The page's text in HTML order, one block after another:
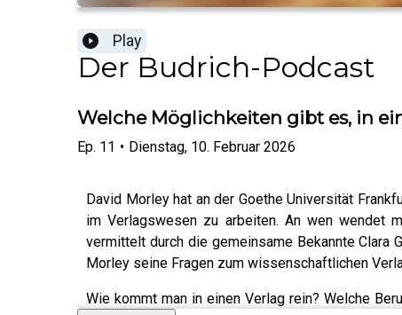
Play
Der Budrich-Podcast
Welche Möglichkeiten gibt es, in
Ep. 11 • Dienstag, 10. Februar 2026
David Morley hat an der Goethe Universität
im Verlagswesen zu arbeiten. An wen wendet
vermittelt durch die gemeinsame Bekannte Clara
Morley seine Fragen zum wissenschaftlichen
Wie kommt man in einen Verlag rein? Welche